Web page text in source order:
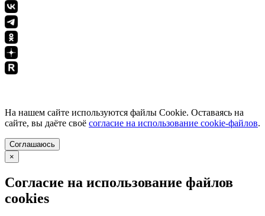
На нашем сайте используются файлы Cookie. Оставаясь на
сайте, вы даёте своё согласие на использование cookie-файлов.
Соглашаюсь
×
Согласие на использование файлов
cookies